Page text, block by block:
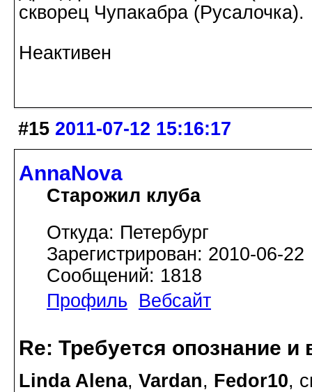
скворец Чупакабра (Русалочка).
Неактивен
#15 2011-07-12 15:16:17
AnnaNova
Старожил клуба
Откуда: Петербург
Зарегистрирован: 2010-06-22
Сообщений: 1818
Профиль
Вебсайт
Re: Требуется опознание
Linda Alena, Vardan, Fedor10,